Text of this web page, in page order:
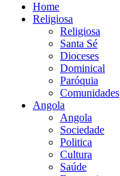
Home
Religiosa
Religiosa
Santa Sé
Dioceses
Dominical
Paróquia
Comunidades
Angola
Angola
Sociedade
Politica
Cultura
Saúde